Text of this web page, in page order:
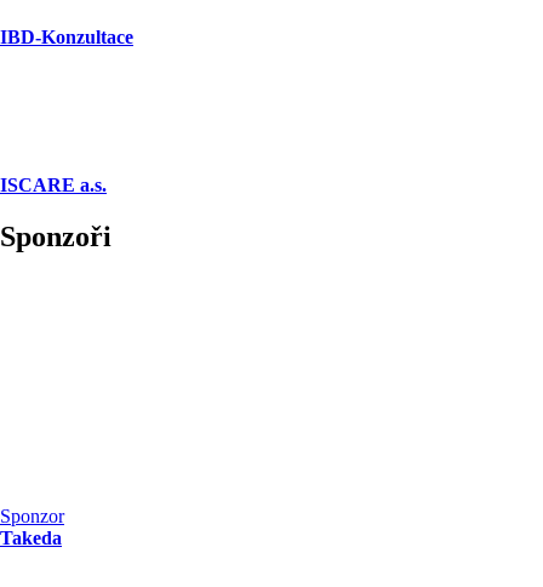
IBD-Konzultace
ISCARE a.s.
Sponzoři
Sponzor
Takeda